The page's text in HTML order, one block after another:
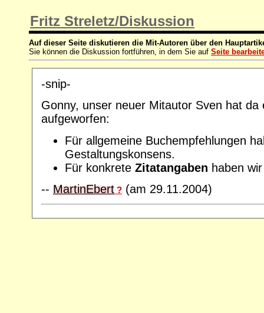
Fritz Streletz/Diskussion
Auf dieser Seite diskutieren die Mit-Autoren über den
Sie können die Diskussion fortführen, in dem Sie auf Seite
-snip-
Gonny, unser neuer Mitautor Sven hat da
aufgeworfen:
Für allgemeine Buchempfehlungen
Gestaltungskonsens.
Für konkrete Zitatangaben haben
-- MartinEbert ? (am 29.11.2004)